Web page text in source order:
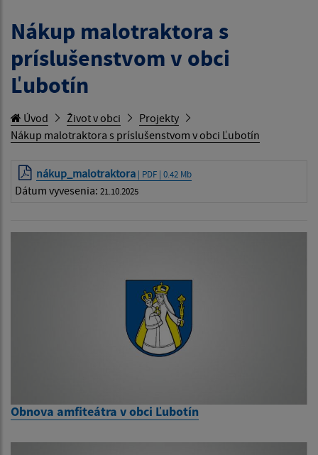
Nákup malotraktora s
príslušenstvom v obci
Ľubotín
Úvod Život v obci
Projekty
Nákup malotraktora s príslušenstvom v obci Ľubotín
nákup_malotraktora | PDF | 0.42 Mb
Dátum vyvesenia: 21.10.2025
Obnova amfiteátra v obci Ľubotín